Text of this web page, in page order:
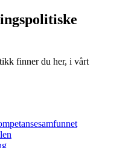
finner du her, i vårt